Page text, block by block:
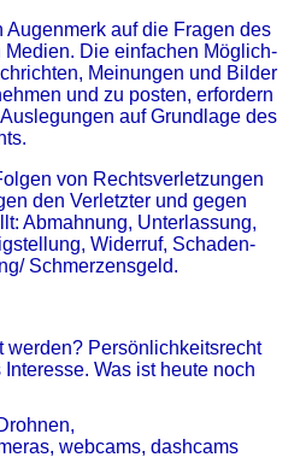
auf die Fragen des
Medien. Die einfachen Möglich­
Meinungen und Bilder
und zu posten, erfordern
auf Grund­lage des
von Rechtsverletzungen
den Verletzter und gegen
Abmahnung, Unterlassung,
Widerruf, Schaden­
Schmerzensgeld.
werden? Persönlichkeitsrecht
Was ist heute noch
webcams, dashcams